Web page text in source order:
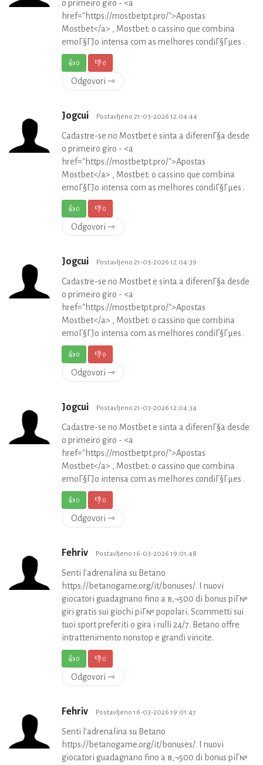
o primeiro giro - <a
href="https://mostbetpt.pro/">Apostas
Mostbet</a> , Mostbet: o cassino que combina
emoГ§ГЈo intensa com as melhores condiГ§Гµes .
👍0 👎0
Odgovori ⇾
Jogcui Postavljeno 21-03-2026 12:04:44
Cadastre-se no Mostbet e sinta a diferenГ§a desde
o primeiro giro - <a
href="https://mostbetpt.pro/">Apostas
Mostbet</a> , Mostbet: o cassino que combina
emoГ§ГЈo intensa com as melhores condiГ§Гµes .
👍0 👎0
Odgovori ⇾
Jogcui Postavljeno 21-03-2026 12:04:39
Cadastre-se no Mostbet e sinta a diferenГ§a desde
o primeiro giro - <a
href="https://mostbetpt.pro/">Apostas
Mostbet</a> , Mostbet: o cassino que combina
emoГ§ГЈo intensa com as melhores condiГ§Гµes .
👍0 👎0
Odgovori ⇾
Jogcui Postavljeno 21-03-2026 12:04:34
Cadastre-se no Mostbet e sinta a diferenГ§a desde
o primeiro giro - <a
href="https://mostbetpt.pro/">Apostas
Mostbet</a> , Mostbet: o cassino que combina
emoГ§ГЈo intensa com as melhores condiГ§Гµes .
👍0 👎0
Odgovori ⇾
Fehriv Postavljeno 16-03-2026 19:01:48
Senti l'adrenalina su Betano
https://betanogame.org/it/bonuses/. I nuovi
giocatori guadagnano fino a в‚¬500 di bonus piГ№
giri gratis sui giochi piГ№ popolari. Scommetti sui
tuoi sport preferiti o gira i rulli 24/7. Betano offre
intrattenimento nonstop e grandi vincite.
👍0 👎0
Odgovori ⇾
Fehriv Postavljeno 16-03-2026 19:01:47
Senti l'adrenalina su Betano
https://betanogame.org/it/bonuses/. I nuovi
giocatori guadagnano fino a в‚¬500 di bonus piГ№